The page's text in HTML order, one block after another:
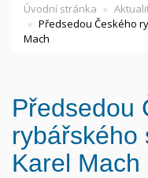
Úvodní stránka
Předsedou Českého
Mach
Předsedou
rybářského
Karel Mach